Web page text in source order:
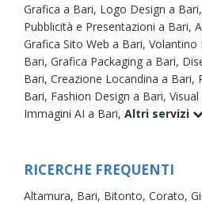
Grafica a Bari, Logo Design a Bari,
Pubblicità e Presentazioni a Bari,
Grafica Sito Web a Bari, Volantino
Bari, Grafica Packaging a Bari,
Bari, Creazione Locandina a Bari,
Bari, Fashion Design a Bari,
Immagini AI a Bari, Altri servizi
RICERCHE FREQUENTI
Altamura, Bari, Bitonto, Corato,